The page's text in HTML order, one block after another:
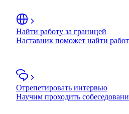
Найти работу за границей
Наставник поможет найти
Отрепетировать интервью
Научим проходить